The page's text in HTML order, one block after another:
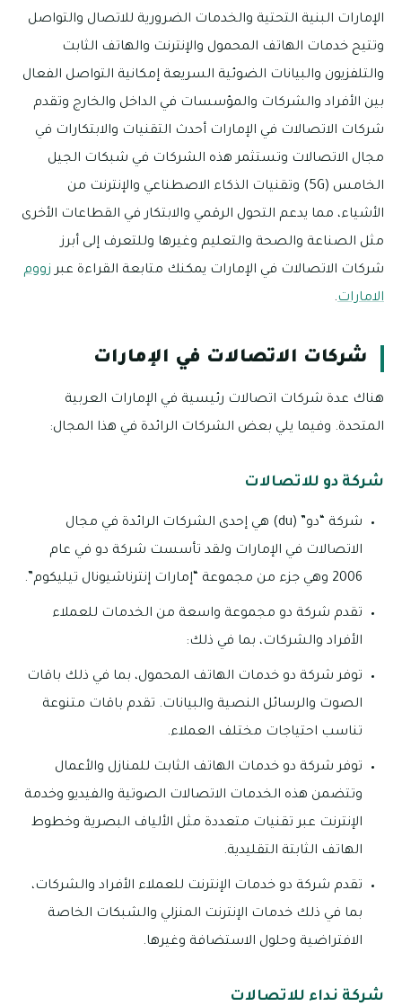
الإمارات البنية التحتية والخدمات الضرورية للاتصال والتواصل
وتتيح خدمات الهاتف المحمول والإنترنت والهاتف الثابت
والتلفزيون والبيانات الضوئية السريعة إمكانية التواصل الفعال
بين الأفراد والشركات والمؤسسات في الداخل والخارج وتقدم
شركات الاتصالات في الإمارات أحدث التقنيات والابتكارات في
مجال الاتصالات وتستثمر هذه الشركات في شبكات الجيل
الخامس (5G) وتقنيات الذكاء الاصطناعي والإنترنت من
الأشياء، مما يدعم التحول الرقمي والابتكار في القطاعات الأخرى
مثل الصناعة والصحة والتعليم وغيرها وللتعرف إلى أبرز
شركات الاتصالات في الإمارات يمكنك متابعة القراءة عبر زووم
الامارات.
شركات الاتصالات في الإمارات
هناك عدة شركات اتصالات رئيسية في الإمارات العربية
المتحدة. وفيما يلي بعض الشركات الرائدة في هذا المجال:
شركة دو للاتصالات
شركة “دو” (du) هي إحدى الشركات الرائدة في مجال
الاتصالات في الإمارات ولقد تأسست شركة دو في عام
2006 وهي جزء من مجموعة “إمارات إنترناشيونال تيليكوم”.
تقدم شركة دو مجموعة واسعة من الخدمات للعملاء
الأفراد والشركات، بما في ذلك:
توفر شركة دو خدمات الهاتف المحمول، بما في ذلك باقات
الصوت والرسائل النصية والبيانات. تقدم باقات متنوعة
تناسب احتياجات مختلف العملاء.
توفر شركة دو خدمات الهاتف الثابت للمنازل والأعمال
وتتضمن هذه الخدمات الاتصالات الصوتية والفيديو وخدمة
الإنترنت عبر تقنيات متعددة مثل الألياف البصرية وخطوط
الهاتف الثابتة التقليدية.
تقدم شركة دو خدمات الإنترنت للعملاء الأفراد والشركات،
بما في ذلك خدمات الإنترنت المنزلي والشبكات الخاصة
الافتراضية وحلول الاستضافة وغيرها.
شركة نداء للاتصالات